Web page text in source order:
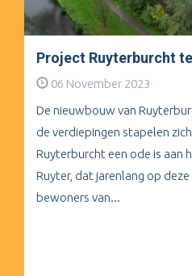
Project Ruyterburcht
06 November 2023
De nieuwbouw van
de verdiepingen stapelen
Ruyterburcht een ode is aan
Ruyter, dat jarenlang op
bewoners van...